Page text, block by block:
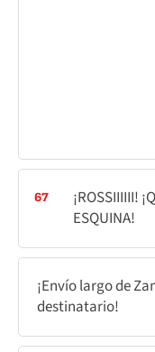
67
¡ROSSIIIIII!
ESQUINA!
¡Envío largo de
destinatario!